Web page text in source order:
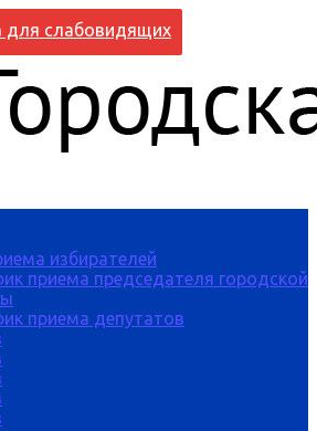
для слабовидящих
избирателей
приема председателя городской
приема депутатов